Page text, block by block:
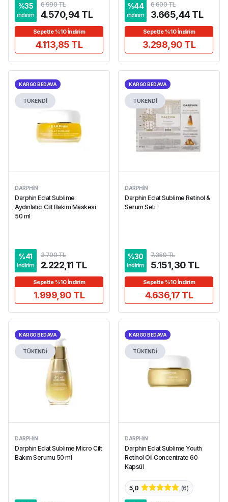
%35
indirim
6.990 TL
4.570,94 TL
Sepette %10 İndirim
4.113,85 TL
%44
indirim
6.600 TL
3.665,44 TL
Sepette %10 İndirim
3.298,90 TL
KARGO BEDAVA
TÜKENDİ
DARPHIN
Darphin Eclat Sublime
Aydınlatıcı Cilt Bakım Maskesi
50 ml
%41
indirim
3.790 TL
2.222,11 TL
Sepette %10 İndirim
1.999,90 TL
KARGO BEDAVA
TÜKENDİ
DARPHIN
Darphin Eclat Sublime Retinol &
Serum Seti
%30
indirim
7.359 TL
5.151,30 TL
Sepette %10 İndirim
4.636,17 TL
KARGO BEDAVA
TÜKENDİ
DARPHIN
Darphin Eclat Sublime Micro Cilt
Bakım Serumu 50 ml
KARGO BEDAVA
TÜKENDİ
DARPHIN
Darphin Eclat Sublime Youth
Retinol Oil Concentrate 60
Kapsül
5,0 (6)